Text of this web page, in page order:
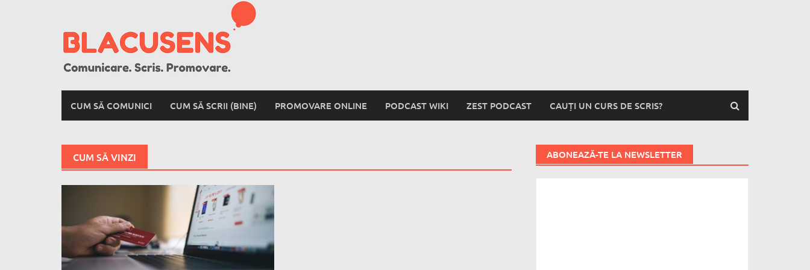
CUM SĂ COMUNICI CUM SĂ SCRII (BINE) PROMOVARE ONLINE PODCAST WIKI ZEST PODCAST CAUȚI UN CURS DE SCRIS?
CUM SĂ VINZI ABONEAZĂ-TE LA NEWSLETTER